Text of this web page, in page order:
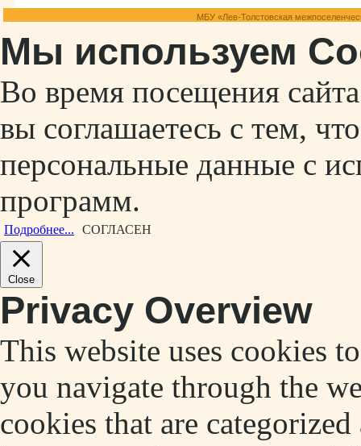
МБУ «Лев-Толстовская
Мы используем
Во время посещения
вы соглашаетесь с тем,
персональные данные с
программ.
Подробнее... СОГЛАСЕН
Close
Privacy Overview
This website uses cookies
you navigate through the
cookies that are